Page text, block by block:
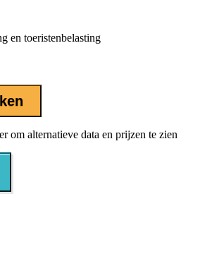
en toeristenbelasting
om alternatieve data en prijzen te zien